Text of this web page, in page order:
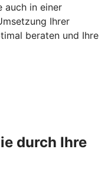
auch in einer
Ihrer
beraten und Ihre
durch Ihre